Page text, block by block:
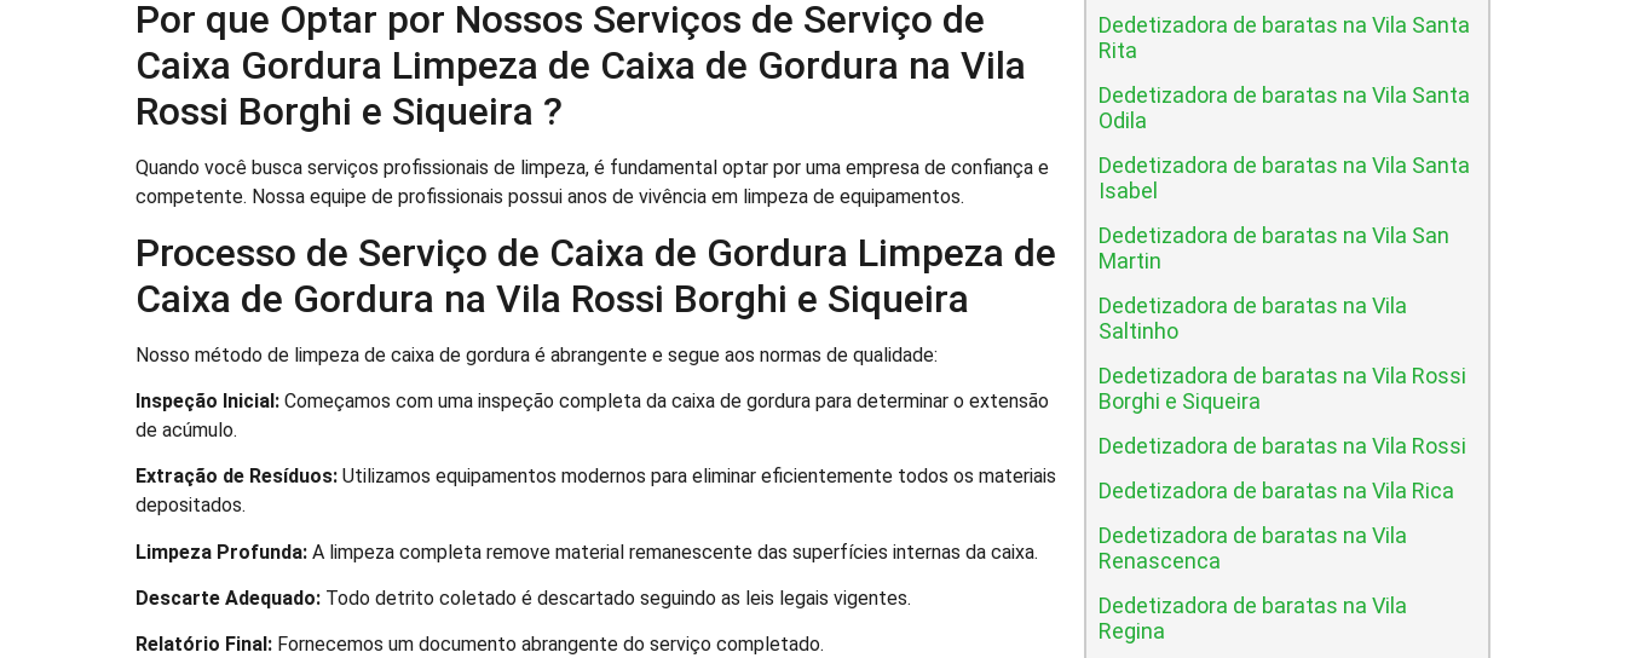
Por que Optar por Nossos Serviços de Serviço de
Caixa Gordura Limpeza de Caixa de Gordura na Vila
Rossi Borghi e Siqueira ?
Quando você busca serviços profissionais de limpeza, é fundamental optar por uma empresa de confiança e
competente. Nossa equipe de profissionais possui anos de vivência em limpeza de equipamentos.
Processo de Serviço de Caixa de Gordura Limpeza de
Caixa de Gordura na Vila Rossi Borghi e Siqueira
Nosso método de limpeza de caixa de gordura é abrangente e segue aos normas de qualidade:
Inspeção Inicial: Começamos com uma inspeção completa da caixa de gordura para determinar o extensão
de acúmulo.
Extração de Resíduos: Utilizamos equipamentos modernos para eliminar eficientemente todos os materiais
depositados.
Limpeza Profunda: A limpeza completa remove material remanescente das superfícies internas da caixa.
Descarte Adequado: Todo detrito coletado é descartado seguindo as leis legais vigentes.
Relatório Final: Fornecemos um documento abrangente do serviço completado.
Dedetizadora de baratas na Vila Santa
Rita
Dedetizadora de baratas na Vila Santa
Odila
Dedetizadora de baratas na Vila Santa
Isabel
Dedetizadora de baratas na Vila San
Martin
Dedetizadora de baratas na Vila
Saltinho
Dedetizadora de baratas na Vila Rossi
Borghi e Siqueira
Dedetizadora de baratas na Vila Rossi
Dedetizadora de baratas na Vila Rica
Dedetizadora de baratas na Vila
Renascenca
Dedetizadora de baratas na Vila
Regina